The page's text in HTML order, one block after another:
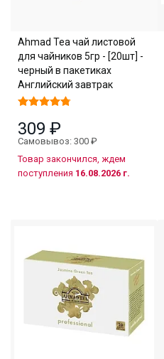
Ahmad Tea чай листовой
для чайников 5гр - [20шт] -
черный в пакетиках
Английский завтрак
309 ₽
Самовывоз: 300 ₽
Товар закончился, ждем
поступления 16.08.2026 г.